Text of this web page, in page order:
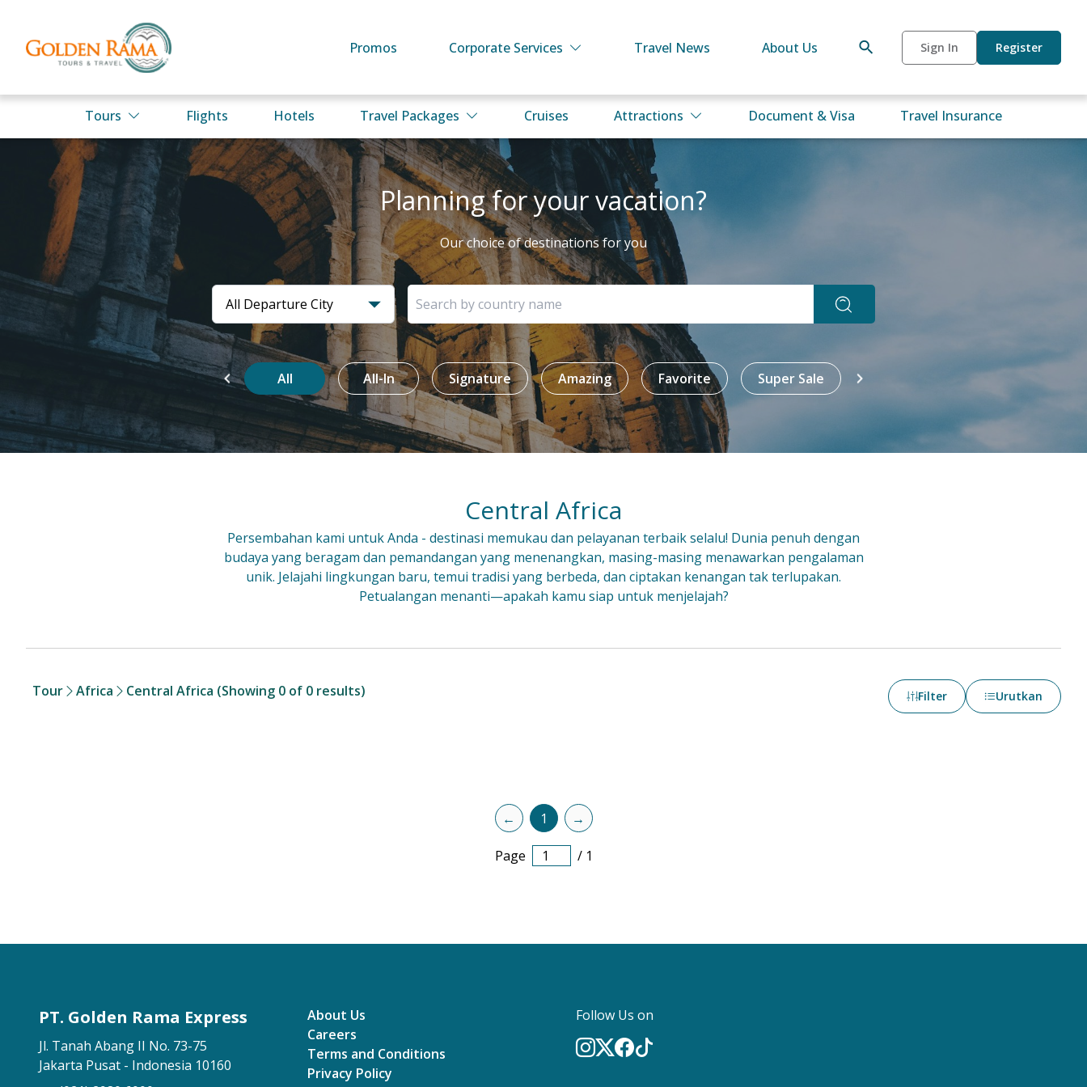
Promos Corporate Services Travel News About Us Sign In Register
Tours Flights Hotels Travel Packages Cruises Attractions Document & Visa Travel Insurance
Planning for your vacation?
Our choice of destinations for you
All Departure City
Super Sale All All-In Signature Amazing Favorite Super Sale
Central Africa
Persembahan kami untuk Anda - destinasi memukau dan pelayanan terbaik selalu! Dunia penuh dengan
budaya yang beragam dan pemandangan yang menenangkan, masing-masing menawarkan pengalaman
unik. Jelajahi lingkungan baru, temui tradisi yang berbeda, dan ciptakan kenangan tak terlupakan.
Petualangan menanti—apakah kamu siap untuk menjelajah?
Tour Africa Central Africa (Showing 0 of 0 results) Filter Urutkan
← 1 →
Page / 1
PT. Golden Rama Express
Jl. Tanah Abang II No. 73-75
Jakarta Pusat - Indonesia 10160
About Us
Careers
Terms and Conditions
Privacy Policy
Follow Us on